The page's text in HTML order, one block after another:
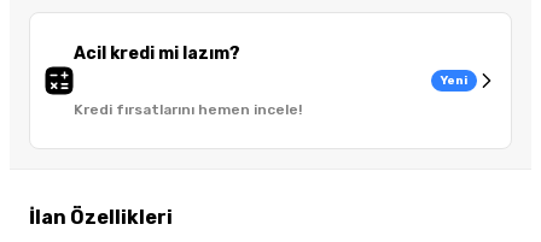
Acil kredi mi lazım?
Kredi fırsatlarını hemen incele!
Yeni
İlan Özellikleri